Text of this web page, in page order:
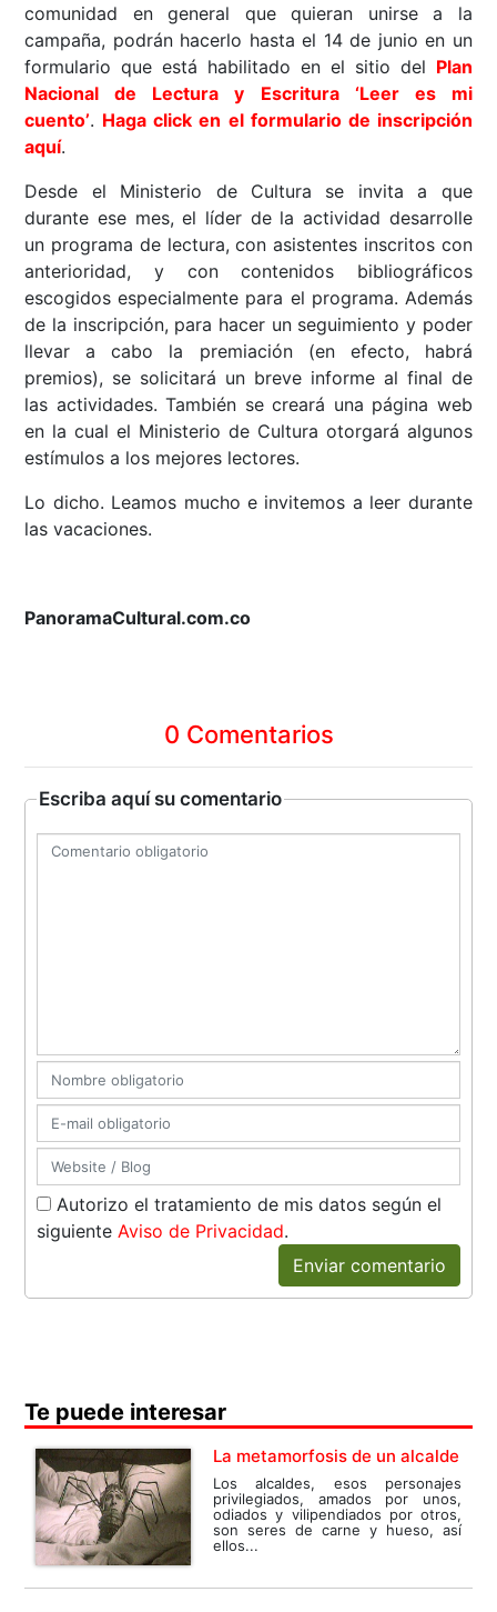
comunidad en general que quieran unirse a la
campaña, podrán hacerlo hasta el 14 de junio en un
formulario que está habilitado en el sitio del Plan
Nacional de Lectura y Escritura ‘Leer es mi
cuento’. Haga click en el formulario de inscripción
aquí.
Desde el Ministerio de Cultura se invita a que
durante ese mes, el líder de la actividad desarrolle
un programa de lectura, con asistentes inscritos con
anterioridad, y con contenidos bibliográficos
escogidos especialmente para el programa. Además
de la inscripción, para hacer un seguimiento y poder
llevar a cabo la premiación (en efecto, habrá
premios), se solicitará un breve informe al final de
las actividades. También se creará una página web
en la cual el Ministerio de Cultura otorgará algunos
estímulos a los mejores lectores.
Lo dicho. Leamos mucho e invitemos a leer durante
las vacaciones.
PanoramaCultural.com.co
0 Comentarios
Escriba aquí su comentario
Autorizo el tratamiento de mis datos según el
siguienteAviso de Privacidad.
Enviar comentario
Te puede interesar
La metamorfosis de un alcalde
Los alcaldes, esos personajes
privilegiados, amados por unos,
odiados y vilipendiados por otros,
son seres de carne y hueso, así
ellos...